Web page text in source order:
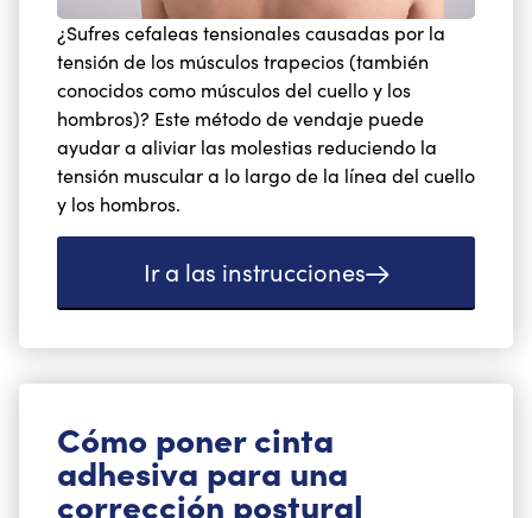
¿Sufres cefaleas tensionales causadas por la
tensión de los músculos trapecios (también
conocidos como músculos del cuello y los
hombros)? Este método de vendaje puede
ayudar a aliviar las molestias reduciendo la
tensión muscular a lo largo de la línea del cuello
y los hombros.
Ir a las instrucciones
Cómo poner cinta
adhesiva para una
corrección postural